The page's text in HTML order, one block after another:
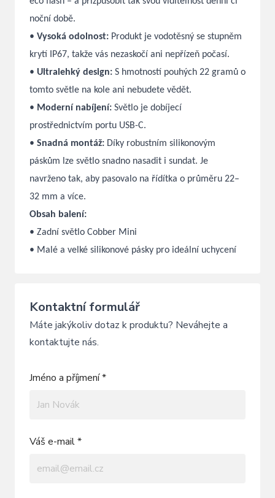
noční době.
• Vysoká odolnost: Produkt je vodotěsný se stupněm
krytí IP67, takže vás nezaskočí ani nepřízeň počasí.
• Ultralehký design: S hmotností pouhých 22 gramů o
tomto světle na kole ani nebudete vědět.
• Moderní nabíjení: Světlo je dobíjecí
prostřednictvím portu USB-C.
• Snadná montáž: Díky robustním silikonovým
páskům lze světlo snadno nasadit i sundat. Je
navrženo tak, aby pasovalo na řídítka o průměru 22–
32 mm a více.
Obsah balení:
• Zadní světlo Cobber Mini
• Malé a velké silikonové pásky pro ideální uchycení
Kontaktní formulář
Máte jakýkoliv dotaz k produktu? Neváhejte a
kontaktujte nás.
Jméno a příjmení *
Váš e-mail *